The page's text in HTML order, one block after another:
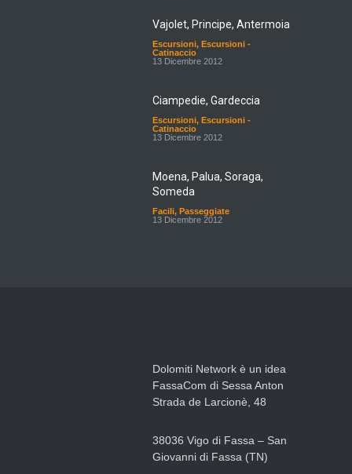
Vajolet, Principe, Antermoia
Escursioni, Escursioni -
Catinaccio
13 Dicembre 2012
Ciampedie, Gardeccia
Escursioni, Escursioni -
Catinaccio
13 Dicembre 2012
Moena, Palua, Soraga,
Someda
Facili, Passeggiate
13 Dicembre 2012
Dolomiti Network è un idea
FassaCom di Sessa Anton
Strada de Larcionè, 48
38036 Vigo di Fassa – San
Giovanni di Fassa (TN)